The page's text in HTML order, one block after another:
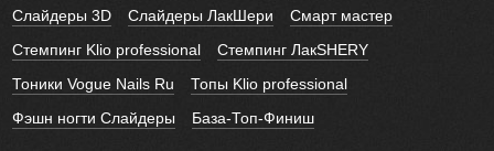
Слайдеры 3D
Слайдеры ЛакШери
Смарт мастер
Стемпинг Klio professional
Стемпинг ЛакSHERY
Тоники Vogue Nails Ru
Топы Klio professional
Фэшн ногти Слайдеры
База-Топ-Финиш